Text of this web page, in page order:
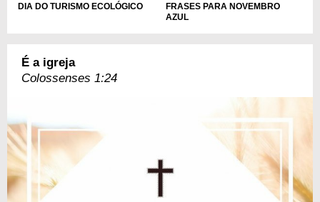
DIA DO TURISMO ECOLÓGICO
FRASES PARA NOVEMBRO
AZUL
É a igreja
Colossenses 1:24